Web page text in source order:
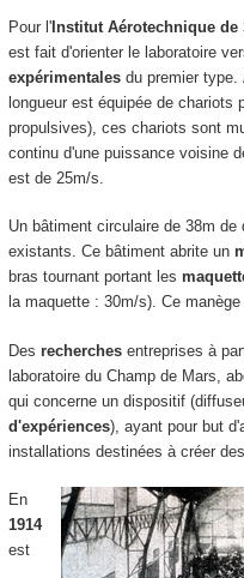
Pour l'Institut Aérotechnique de
est fait d'orienter le laboratoire
expérimentalesdu premier type.
longueur est équipée de chariots
propulsives), ces chariots sont
continu d'une puissance voisine
est de 25m/s.
Un bâtiment circulaire de 38m de
existants. Ce bâtiment abrite un
bras tournant portant les
la maquette : 30m/s). Ce
Des recherchesentreprises à
laboratoire du Champ de Mars,
qui concerne un dispositif
d'expériences), ayant pour but
installations destinées à créer des
En
1914
est